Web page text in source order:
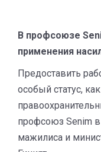
В профсоюзе
применения
Предоставить
особый статус,
профсоюз Senim
мажилиса и